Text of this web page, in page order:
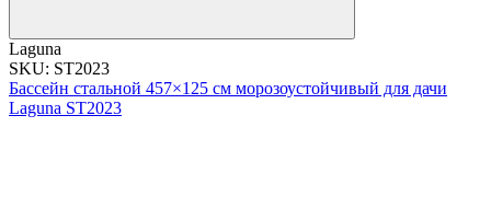
Laguna
SKU: ST2023
Бассейн стальной 457×125 см морозоустойчивый для дачи
Laguna ST2023